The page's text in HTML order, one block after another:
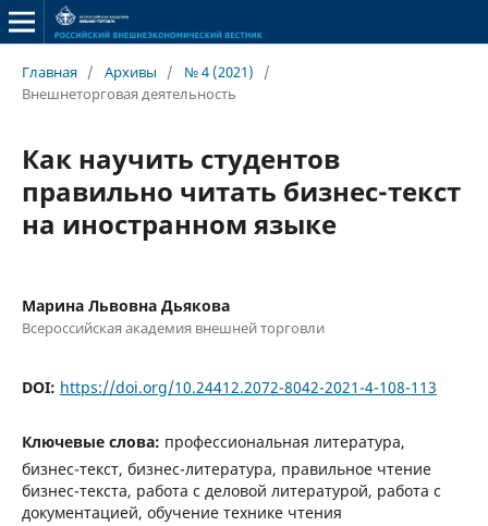
Главная / Архивы / № 4 (2021)
/
Внешнеторговая деятельность
Как научить студентов
правильно читать бизнес-текст
на иностранном языке
Марина Львовна Дьякова
Всероссийская академия внешней торговли
DOI: https://doi.org/10.24412.2072-8042-2021-4-108-113
Ключевые слова: профессиональная литература,
бизнес-текст, бизнес-литература, правильное чтение
бизнес-текста, работа с деловой литературой, работа с
документацией, обучение технике чтения